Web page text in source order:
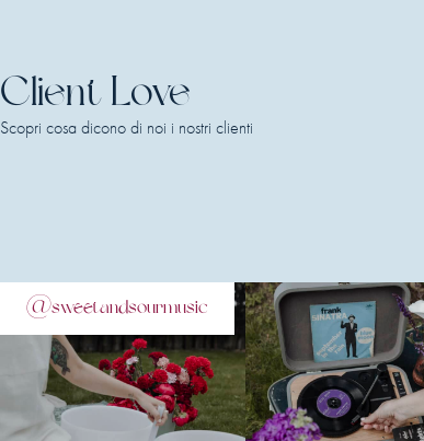
Client Love
Scopri cosa dicono di noi i nostri clienti
@sweetandsourmusic